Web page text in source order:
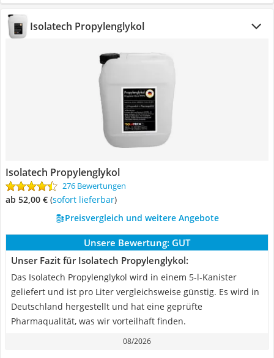
Isolatech Propylenglykol
Isolatech Propylenglykol
276 Bewertungen
ab 52,00 € ( Sofort lieferbar)
Preisvergleich und weitere Angebote
Unsere Bewertung: GUT
Unser Fazit für Isolatech Propylenglykol:
Das Isolatech Propylenglykol wird in einem 5-l-Kanister
geliefert und ist pro Liter vergleichsweise günstig. Es wird in
Deutschland hergestellt und hat eine geprüfte
Pharmaqualität, was wir vorteilhaft finden.
08/2026